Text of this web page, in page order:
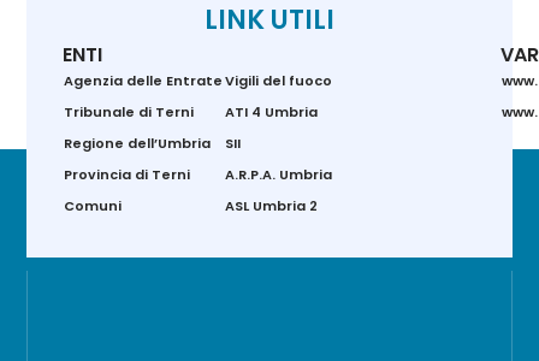
LINK UTILI
ENTI
Agenzia delle Entrate
Tribunale di Terni
Regione dell’Umbria
Provincia di Terni
Comuni
Vigili del fuoco
ATI 4 Umbria
SII
A.R.P.A. Umbria
ASL Umbria 2